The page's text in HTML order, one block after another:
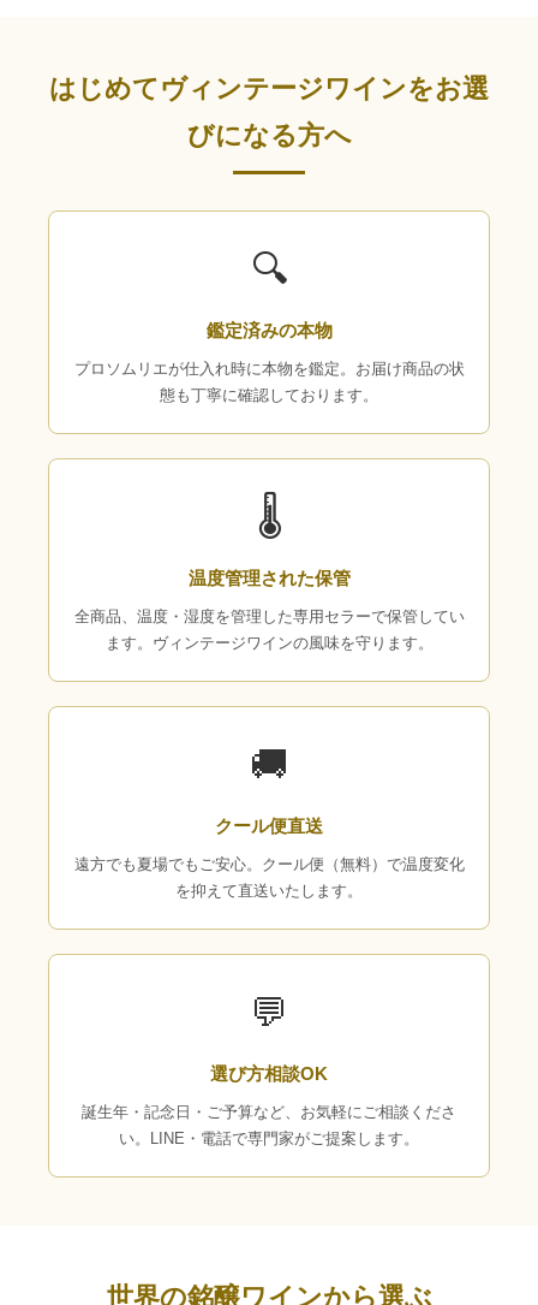
はじめてヴィンテージワインをお選
びになる方へ
🔍
鑑定済みの本物
プロソムリエが仕入れ時に本物を鑑定。お届け商品の状
態も丁寧に確認しております。
🌡
温度管理された保管
全商品、温度・湿度を管理した専用セラーで保管してい
ます。ヴィンテージワインの風味を守ります。
🚚
クール便直送
遠方でも夏場でもご安心。クール便（無料）で温度変化
を抑えて直送いたします。
💬
選び方相談OK
誕生年・記念日・ご予算など、お気軽にご相談くださ
い。LINE・電話で専門家がご提案します。
世界の銘醸ワインから選ぶ